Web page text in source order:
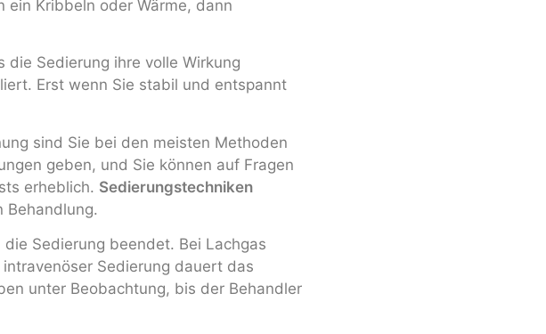
ein Kribbeln oder Wärme, dann
die Sedierung ihre volle Wirkung
Erst wenn Sie stabil und entspannt
sind Sie bei den meisten Methoden
geben, und Sie können auf Fragen
erheblich. Sedierungstechniken
Behandlung.
Sedierung beendet. Bei Lachgas
Sedierung dauert das
unter Beobachtung, bis der Behandler